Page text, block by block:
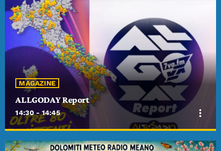
Con Francesco catenacci
Tutte le migliori hit del momento con Francesco Chico Catenacci
MAGAZINE
ALLGODAY Report
14:30 - 14:45 more_vert
ALLGODAY Report close